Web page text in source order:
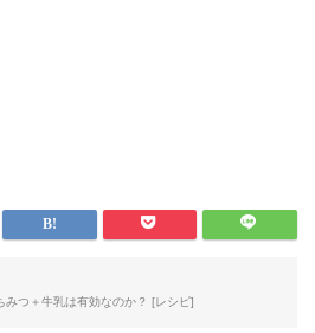
みつ＋牛乳は有効なのか？ [レシピ]